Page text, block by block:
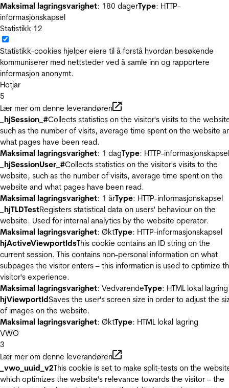
Maksimal lagringsvarighet: 180 dagerType: HTTP-
informasjonskapsel
Statistikk 12
Statistikk-cookies hjelper eiere til å forstå hvordan besøkende
kommuniserer med nettsteder ved å samle inn og rapportere
informasjon anonymt.
Hotjar
5
Lær mer om denne leverandøren
_hjSession_#Collects statistics on the visitor's visits to the
such as the number of visits, average time spent on the website
what pages have been read.
Maksimal lagringsvarighet: 1 dagType: HTTP-informasjonskapsel
_hjSessionUser_#Collects statistics on the visitor's visits to the
website, such as the number of visits, average time spent on the
website and what pages have been read.
Maksimal lagringsvarighet: 1 årType: HTTP-informasjonskapsel
_hjTLDTestRegisters statistical data on users' behaviour on the
website. Used for internal analytics by the website operator.
Maksimal lagringsvarighet: ØktType: HTTP-informasjonskapsel
hjActiveViewportIdsThis cookie contains an ID string on the
current session. This contains non-personal information on what
subpages the visitor enters – this information is used to optimize
visitor's experience.
Maksimal lagringsvarighet: VedvarendeType: HTML lokal lagring
hjViewportIdSaves the user's screen size in order to adjust the
of images on the website.
Maksimal lagringsvarighet: ØktType: HTML lokal lagring
VWO
3
Lær mer om denne leverandøren
_vwo_uuid_v2This cookie is set to make split-tests on the
which optimizes the website's relevance towards the visitor – the